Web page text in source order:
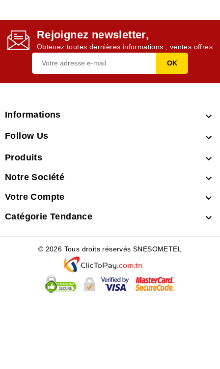
Rejoignez newsletter,
Obtenez toutes dernières informations , ventes offres
Informations 
Follow Us 
Produits 
Notre Société 
Votre Compte 
Catégorie Tendance 
© 2026 Tous droits réservés SNESOMETEL